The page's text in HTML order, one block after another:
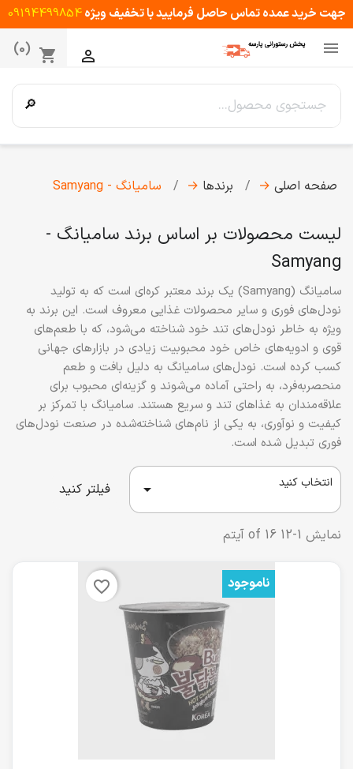
جهت خرید عمده تماس حاصل فرمایید با تخفیف ویژه09194499854

shopping_cart
(0) 
🔎
صفحه اصلی → برندها → سامیانگ - Samyang
لیست محصولات بر اساس برند سامیانگ -
Samyang
سامیانگ
(Samyang) یک برند معتبر کره‌ای است که به تولید
نودل‌های فوری و سایر محصولات غذایی معروف است. این برند به
ویژه به خاطر نودل‌های تند خود شناخته می‌شود، که با طعم‌های
قوی و ادویه‌های خاص خود محبوبیت زیادی در بازارهای جهانی
کسب کرده است. نودل‌های سامیانگ به دلیل بافت و طعم
منحصربه‌فرد، به راحتی آماده می‌شوند و گزینه‌ای محبوب برای
علاقه‌مندان به غذاهای تند و سریع هستند. سامیانگ با تمرکز بر
کیفیت و نوآوری، به یکی از نام‌های شناخته‌شده در صنعت نودل‌های
فوری تبدیل شده است.
انتخاب کنید  فیلتر کنید
نمایش 1-12 of 16 آیتم
ناموجود favorite_border